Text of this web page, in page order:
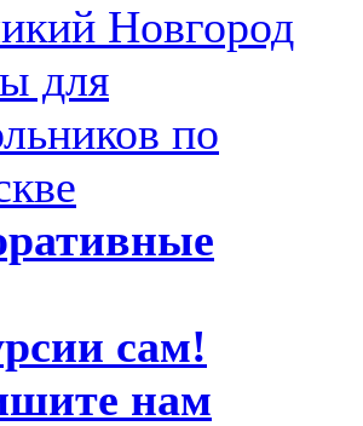
Новгород
для
по
сам!
нам